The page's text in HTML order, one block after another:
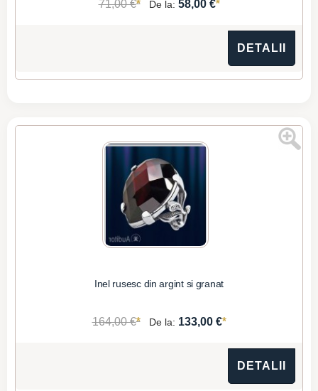
71,00 €* De la: 58,00 €*
DETALII
Inel rusesc din argint si granat
164,00 €* De la: 133,00 €*
DETALII